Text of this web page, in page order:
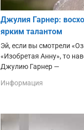
Джулия Гарнер:
ярким талантом
Эй, если вы смотрели
«Изобретая Анну», то
Джулию Гарнер —
Информация